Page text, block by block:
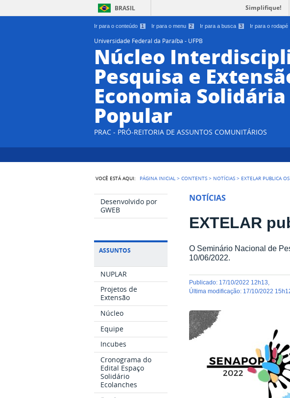
Ir para o conteúdo 1 Ir para o menu 2 Ir para a busca 3 Ir para o rodapé
BRASIL Simplifique!
Universidade Federal da Paraíba - UFPB
Núcleo
Pesquisa e
Economia
Popular
PRAC - PRÓ-REITORIA DE ASSUNTOS COMUNITÁRIOS
VOCÊ ESTÁ AQUI: PÁGINA INICIAL >CONTENTS > NOTÍCIAS > EXTELAR PUBLICA
Desenvolvido por
GWEB
ASSUNTOS
NUPLAR
Projetos de
Extensão
Núcleo
Equipe
Incubes
Cronograma do
Edital Espaço
Solidário
Ecolanches
NOTÍCIAS
EXTELAR
O Seminário Nacional de
10/06/2022.
publicado: 17/10/2022 12h13
última modificação: 17/10/2022